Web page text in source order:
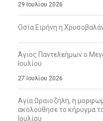
29 Ιουλίου 2026
Οσία Ειρήνη η
Άγιος Παντελεήμων ο
Ιουλίου
27 Ιουλίου 2026
Αγία Ωραιοζήλη, η
ακολούθησε το κήρυγμα
Ιουλίου